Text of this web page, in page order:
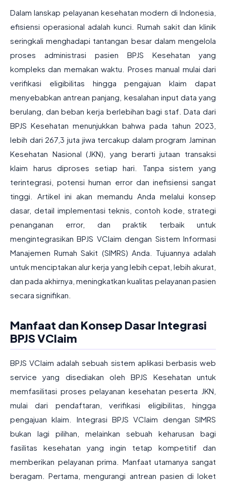
Dalam lanskap pelayanan kesehatan modern di Indonesia,
efisiensi operasional adalah kunci. Rumah sakit dan klinik
seringkali menghadapi tantangan besar dalam mengelola
proses administrasi pasien BPJS Kesehatan yang
kompleks dan memakan waktu. Proses manual mulai dari
verifikasi eligibilitas hingga pengajuan klaim dapat
menyebabkan antrean panjang, kesalahan input data yang
berulang, dan beban kerja berlebihan bagi staf. Data dari
BPJS Kesehatan menunjukkan bahwa pada tahun 2023,
lebih dari 267,3 juta jiwa tercakup dalam program Jaminan
Kesehatan Nasional (JKN), yang berarti jutaan transaksi
klaim harus diproses setiap hari. Tanpa sistem yang
terintegrasi, potensi human error dan inefisiensi sangat
tinggi. Artikel ini akan memandu Anda melalui konsep
dasar, detail implementasi teknis, contoh kode, strategi
penanganan error, dan praktik terbaik untuk
mengintegrasikan BPJS VClaim dengan Sistem Informasi
Manajemen Rumah Sakit (SIMRS) Anda. Tujuannya adalah
untuk menciptakan alur kerja yang lebih cepat, lebih akurat,
dan pada akhirnya, meningkatkan kualitas pelayanan pasien
secara signifikan.
Manfaat dan Konsep Dasar Integrasi
BPJS VClaim
BPJS VClaim adalah sebuah sistem aplikasi berbasis web
service yang disediakan oleh BPJS Kesehatan untuk
memfasilitasi proses pelayanan kesehatan peserta JKN,
mulai dari pendaftaran, verifikasi eligibilitas, hingga
pengajuan klaim. Integrasi BPJS VClaim dengan SIMRS
bukan lagi pilihan, melainkan sebuah keharusan bagi
fasilitas kesehatan yang ingin tetap kompetitif dan
memberikan pelayanan prima. Manfaat utamanya sangat
beragam. Pertama, mengurangi antrean pasien di loket